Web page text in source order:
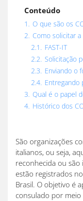
Conteúdo
1. O que são os
2. Como solicitar
2.1. FAST-IT
2.2. Solicitação
2.3. Enviando o
2.4. Entregando
3. Qual é o papel
4. Histórico dos
São organizações
italianos, ou seja,
reconhecida ou
estão registrados
Brasil. O objetivo é
consulado por meio